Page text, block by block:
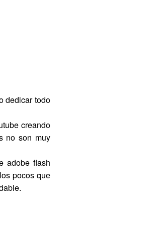
dedicar todo
creando
no son muy
adobe flash
pocos que